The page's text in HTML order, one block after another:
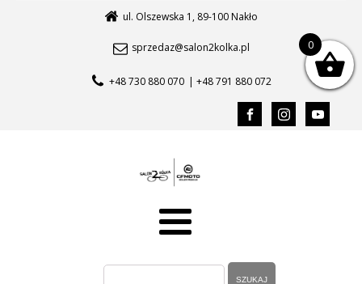
ul. Olszewska 1, 89-100 Nakło
sprzedaz@salon2kolka.pl
+48 730 880 070 | +48 791 880 072
0